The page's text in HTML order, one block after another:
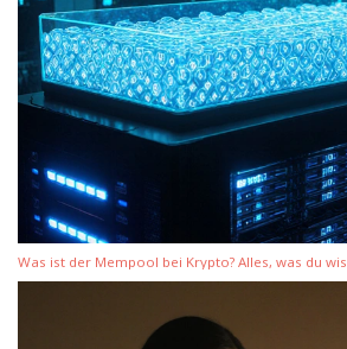
Was ist der Mempool bei Krypto? Alles, was du